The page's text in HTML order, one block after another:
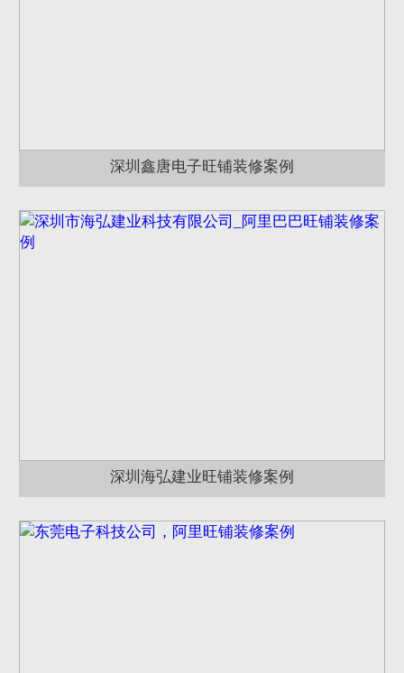
深圳鑫唐电子旺铺装修案例
深圳海弘建业旺铺装修案例